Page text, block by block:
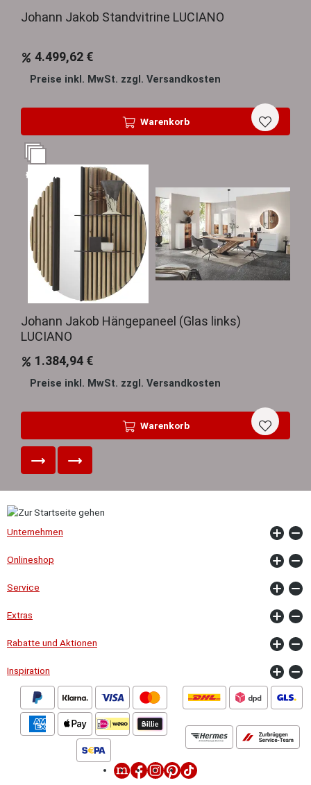
Johann Jakob Standvitrine LUCIANO
4.499,62 €
Preise inkl. MwSt. zzgl. Versandkosten
Warenkorb
Sale
Johann Jakob Hängepaneel (Glas links)
LUCIANO
1.384,94 €
Preise inkl. MwSt. zzgl. Versandkosten
Warenkorb
Unternehmen
Onlineshop
Service
Extras
Rabatte und Aktionen
Inspiration